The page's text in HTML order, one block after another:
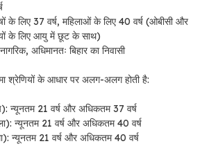
के लिए 37 वर्ष, महिलाओं के लिए 40 वर्ष (ओबीसी और
के लिए आयु में छूट के साथ)
अधिमानतः बिहार का निवासी
श्रेणियों के आधार पर अलग-अलग होती है:
न्यूनतम 21 वर्ष और अधिकतम 37 वर्ष
न्यूनतम 21 वर्ष और अधिकतम 40 वर्ष
न्यूनतम 21 वर्ष और अधिकतम 40 वर्ष